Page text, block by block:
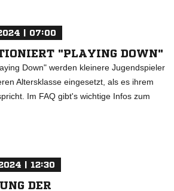
| 07:00
"PLAYING DOWN"
Down" werden kleinere Jugendspieler
Altersklasse eingesetzt, als es ihrem
Im FAQ gibt's wichtige Infos zum
| 12:30
DER